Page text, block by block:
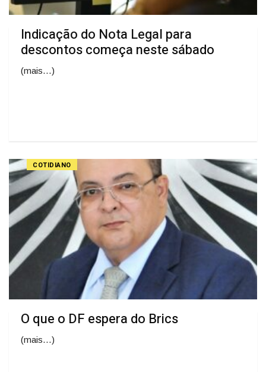
Indicação do Nota Legal para
descontos começa neste sábado
(mais…)
COTIDIANO
O que o DF espera do Brics
(mais…)